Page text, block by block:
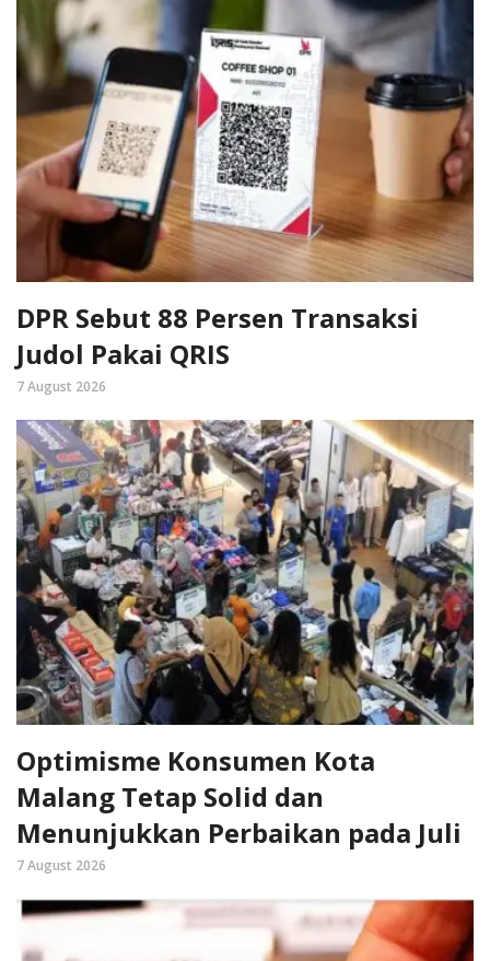
DPR Sebut 88 Persen Transaksi
Judol Pakai QRIS
7 August 2026
Optimisme Konsumen Kota
Malang Tetap Solid dan
Menunjukkan Perbaikan pada Juli
7 August 2026